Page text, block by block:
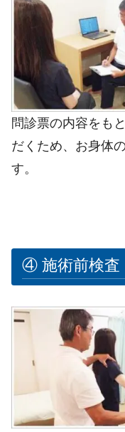
問診票の内容をも
だくため、お身体
す。
④ 施術前検査